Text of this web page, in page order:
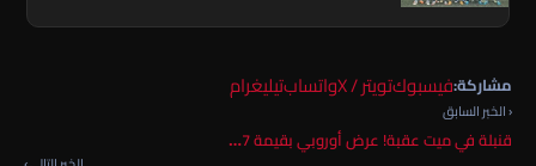
مشاركة:فيسبوكتويتر / X واتسابتيليغرام
‹ الخبر السابق
قنبلة في ميت عقبة! عرض أوروبي بقيمة 7…